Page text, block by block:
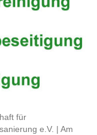
für
e.V. | Am